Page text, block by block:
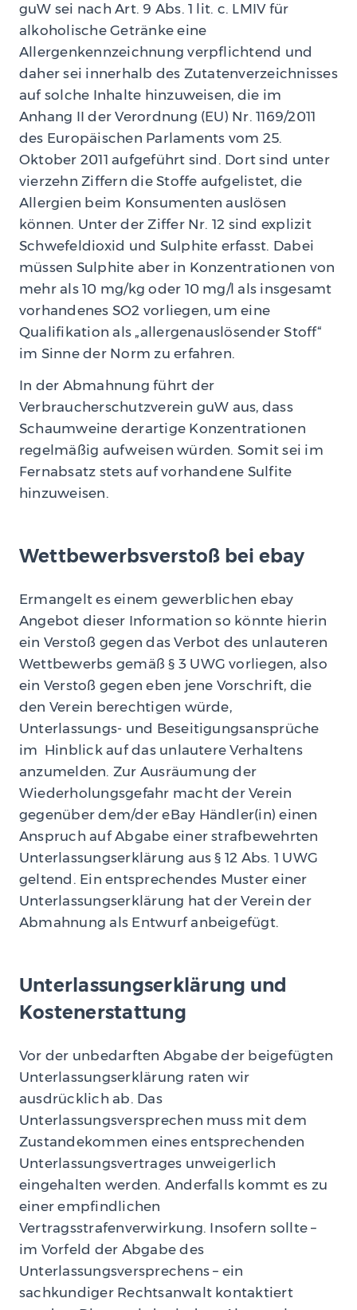
guW sei nach Art. 9 Abs. 1 lit. c. LMIV für
alkoholische Getränke eine
Allergenkennzeichnung verpflichtend und
daher sei innerhalb des Zutatenverzeichnisses
auf solche Inhalte hinzuweisen, die im
Anhang II der Verordnung (EU) Nr. 1169/2011
des Europäischen Parlaments vom 25.
Oktober 2011 aufgeführt sind. Dort sind unter
vierzehn Ziffern die Stoffe aufgelistet, die
Allergien beim Konsumenten auslösen
können. Unter der Ziffer Nr. 12 sind explizit
Schwefeldioxid und Sulphite erfasst. Dabei
müssen Sulphite aber in Konzentrationen von
mehr als 10 mg/kg oder 10 mg/l als insgesamt
vorhandenes SO2 vorliegen, um eine
Qualifikation als „allergenauslösender Stoff“
im Sinne der Norm zu erfahren.
In der Abmahnung führt der
Verbraucherschutzverein guW aus, dass
Schaumweine derartige Konzentrationen
regelmäßig aufweisen würden. Somit sei im
Fernabsatz stets auf vorhandene Sulfite
hinzuweisen.
Wettbewerbsverstoß bei ebay
Ermangelt es einem gewerblichen ebay
Angebot dieser Information so könnte hierin
ein Verstoß gegen das Verbot des unlauteren
Wettbewerbs gemäß § 3 UWG vorliegen, also
ein Verstoß gegen eben jene Vorschrift, die
den Verein berechtigen würde,
Unterlassungs- und Beseitigungsansprüche
im Hinblick auf das unlautere Verhaltens
anzumelden. Zur Ausräumung der
Wiederholungsgefahr macht der Verein
gegenüber dem/der eBay Händler(in) einen
Anspruch auf Abgabe einer strafbewehrten
Unterlassungserklärung aus § 12 Abs. 1 UWG
geltend. Ein entsprechendes Muster einer
Unterlassungserklärung hat der Verein der
Abmahnung als Entwurf anbeigefügt.
Unterlassungserklärung und
Kostenerstattung
Vor der unbedarften Abgabe der beigefügten
Unterlassungserklärung raten wir
ausdrücklich ab. Das
Unterlassungsversprechen muss mit dem
Zustandekommen eines entsprechenden
Unterlassungsvertrages unweigerlich
eingehalten werden. Anderfalls kommt es zu
einer empfindlichen
Vertragsstrafenverwirkung. Insofern sollte –
im Vorfeld der Abgabe des
Unterlassungsversprechens – ein
sachkundiger Rechtsanwalt kontaktiert